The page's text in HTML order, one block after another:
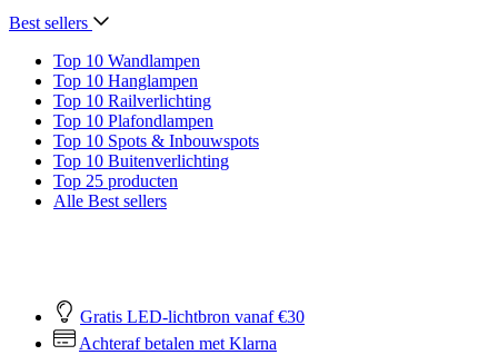
Best sellers
Top 10 Wandlampen
Top 10 Hanglampen
Top 10 Railverlichting
Top 10 Plafondlampen
Top 10 Spots & Inbouwspots
Top 10 Buitenverlichting
Top 25 producten
Alle Best sellers
Gratis LED-lichtbron vanaf €30
Achteraf betalen met Klarna